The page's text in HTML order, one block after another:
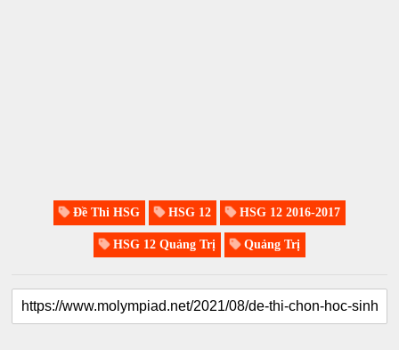
Đề Thi HSG HSG 12 HSG 12 2016-2017
HSG 12 Quảng Trị Quảng Trị